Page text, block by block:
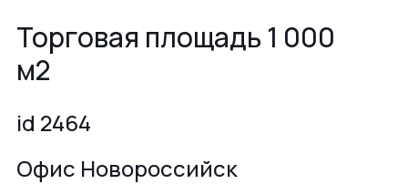
Торговая площадь 1 000
м2
id 2464
Офис Новороссийск